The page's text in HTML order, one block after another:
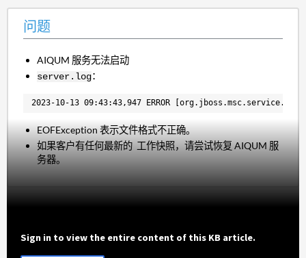
问题
AIQUM 服务无法启动
server.log：
2023-10-13 09:43:43,947 ERROR
EOFException 表示文件格式不正确。
如果客户有任何最新的 工作快照，请尝试恢复 AIQUM 服
务器。
Sign in to view the entire content of this KB article.